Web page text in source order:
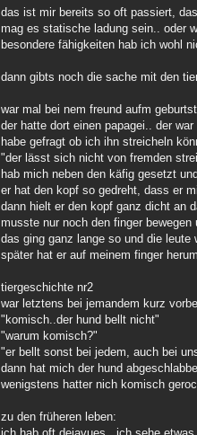
das ist mir bereits so oft passiert,
mag es statische ladung sein.. oder
besondere fähigkeiten hab ich wohl
dann gibts noch die sache mit den
war mal bei nem freund aufm
der hatte dort einen papagei.. der
habe gefragt ob ich ihn streicheln
"der lässt sich nicht von fremden
hab mich neben den käfig gesetzt
er hat den kopf so gedreht, dass er
dann hielt er den kopf ganz dicht an
musste nur noch den finger
das ging ganz lange so und die leute
später hat er auf meinem finger
tiergeschichte nr2
war letztens bei jemandem kurz
"komisch..der hund bellt nicht"
"warum komisch?"
"er bellt sonst bei jedem, auch bei
dann hat mich der hund
wenigstens hatter nich komisch
zu den früheren leben: